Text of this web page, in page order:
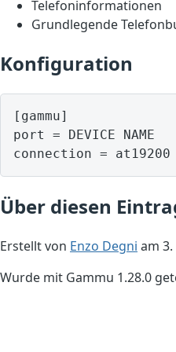
Telefoninformationen
Grundlegende
Konfiguration
[gammu]
port = DEVICE NAME
Über diesen
Erstellt von Enzo Degni am 3.
Wurde mit Gammu 1.28.0